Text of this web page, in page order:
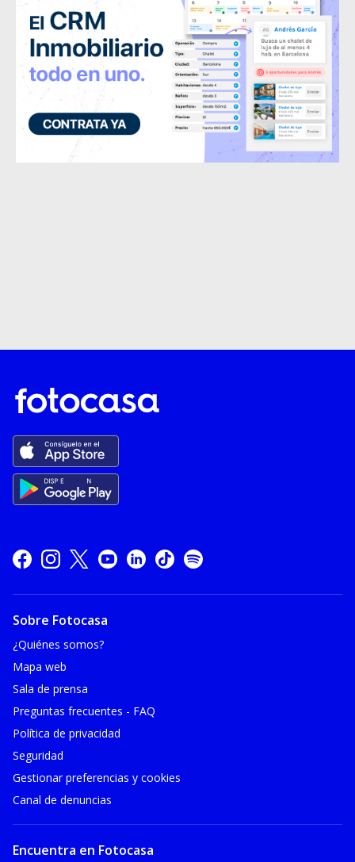
Sobre Fotocasa
¿Quiénes somos?
Mapa web
Sala de prensa
Preguntas frecuentes - FAQ
Política de privacidad
Seguridad
Gestionar preferencias y cookies
Canal de denuncias
Encuentra en Fotocasa